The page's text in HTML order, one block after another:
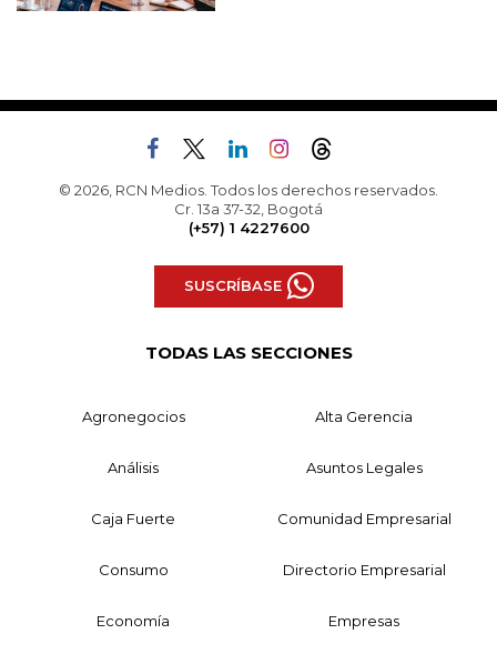
© 2026, RCN Medios. Todos los derechos reservados.
Cr. 13a 37-32, Bogotá
(+57) 1 4227600
SUSCRÍBASE
TODAS LAS SECCIONES
Agronegocios Alta Gerencia
Análisis Asuntos Legales
Caja Fuerte Comunidad Empresarial
Consumo Directorio Empresarial
Economía Empresas